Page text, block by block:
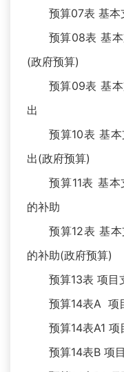
预算07表 基
预算08表 基
(政府预算)
预算09表 基
出
预算10表 基
出(政府预算)
预算11表 基
的补助
预算12表 基
的补助(政府预算)
预算13表 项目
预算14表A 项
预算14表A1
预算14表B 项